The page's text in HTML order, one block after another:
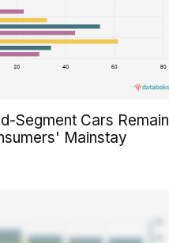
Segment Cars Remain
Mainstay